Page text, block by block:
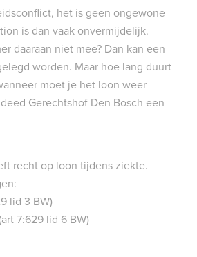
het is geen ongewone
is dan vaak onvermijdelijk.
daaraan niet mee? Dan kan een
worden. Maar hoe lang duurt
moet je het loon weer
Gerechtshof Den Bosch een
recht op loon tijdens ziekte.
lid 3 BW)
7:629 lid 6 BW)